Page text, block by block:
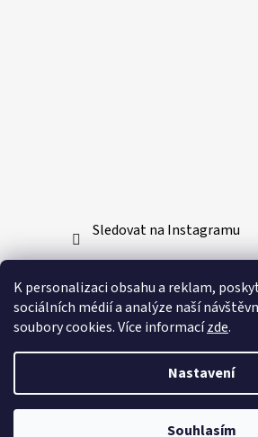
K personalizaci obsahu a reklam,
sociálních médií a analýze naší
soubory cookies. Více informacízde.
Nastavení
Souhlasím
Sledovat na Instagramu
Přijímáme online platby
Vytvořil